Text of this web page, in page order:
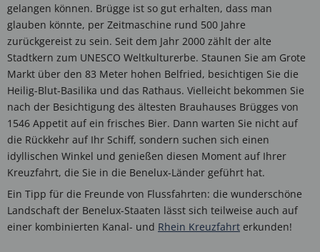
gelangen können. Brügge ist so gut erhalten, dass man
glauben könnte, per Zeitmaschine rund 500 Jahre
zurückgereist zu sein. Seit dem Jahr 2000 zählt der alte
Stadtkern zum UNESCO Weltkulturerbe. Staunen Sie am Grote
Markt über den 83 Meter hohen Belfried, besichtigen Sie die
Heilig-Blut-Basilika und das Rathaus. Vielleicht bekommen Sie
nach der Besichtigung des ältesten Brauhauses Brügges von
1546 Appetit auf ein frisches Bier. Dann warten Sie nicht auf
die Rückkehr auf Ihr Schiff, sondern suchen sich einen
idyllischen Winkel und genießen diesen Moment auf Ihrer
Kreuzfahrt, die Sie in die Benelux-Länder geführt hat.
Ein Tipp für die Freunde von Flussfahrten: die wunderschöne
Landschaft der Benelux-Staaten lässt sich teilweise auch auf
einer kombinierten Kanal- und Rhein Kreuzfahrt erkunden!